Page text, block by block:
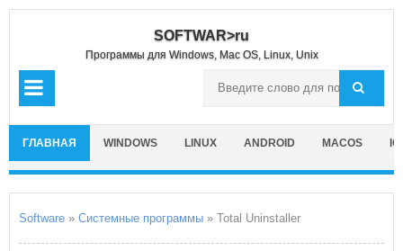
SOFTWAR>ru
Программы для Windows, Mac OS, Linux, Unix
ГЛАВНАЯ WINDOWS LINUX ANDROID MACOS
Software » Системные программы » Total Uninstaller